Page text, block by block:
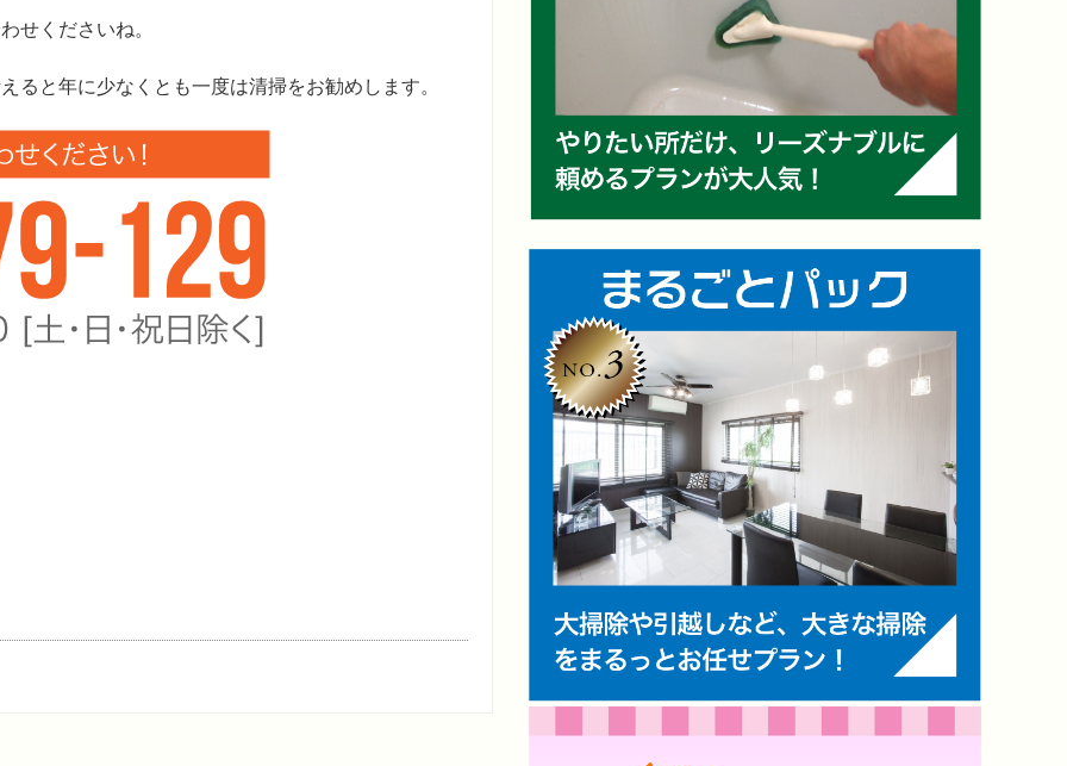
せくださいね。
ると年に少なくとも一度は清掃をお勧めします。